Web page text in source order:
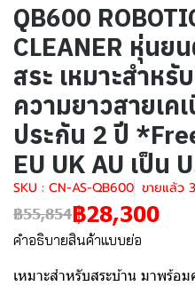
QB600
CLEANER หุ่นย
สระ เหมาะสำห
ความยาวสายเค
ประกัน 2 ปี
EU UK AU เป็น
SKU : CN-AS-QB600 ขายแล้ว
฿55,854฿28,300
คำอธิบายสินค้าแบบย่อ
เหมาะสำหรับสระบ้าน มาพร้อม